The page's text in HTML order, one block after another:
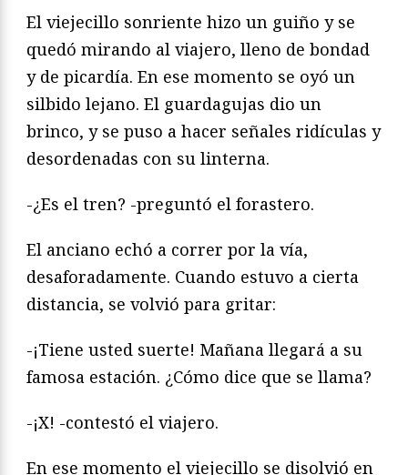
El viejecillo sonriente hizo un guiño y se
quedó mirando al viajero, lleno de bondad
y de picardía. En ese momento se oyó un
silbido lejano. El guardagujas dio un
brinco, y se puso a hacer señales ridículas y
desordenadas con su linterna.
-¿Es el tren? -preguntó el forastero.
El anciano echó a correr por la vía,
desaforadamente. Cuando estuvo a cierta
distancia, se volvió para gritar:
-¡Tiene usted suerte! Mañana llegará a su
famosa estación. ¿Cómo dice que se llama?
-¡X! -contestó el viajero.
En ese momento el viejecillo se disolvió en